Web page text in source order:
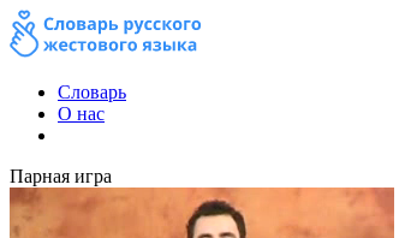
Словарь
О нас
Парная игра